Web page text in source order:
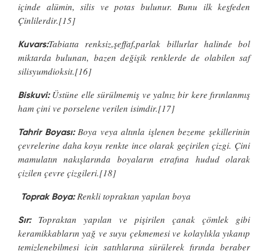
içinde alümin, silis ve potas bulunur. Bunu ilk keşfeden
Çinlilerdir.[15]
Kuvars:Tabiatta renksiz,şeffaf,parlak billurlar halinde bol
miktarda bulunan, bazen değişik renklerde de olabilen saf
silisyumdioksit.[16]
Biskuvi:Üstüne elle sürülmemiş ve yalnız bir kere fırınlanmış
ham çini ve porselene verilen isimdir.[17]
Tahrir Boyası:Boya veya altınla işlenen bezeme şekillerinin
çevrelerine daha koyu renkte ince olarak geçirilen çizgi. Çini
mamulatın nakışlarında boyaların etrafına hudud olarak
çizilen çevre çizgileri.[18]
Toprak Boya:Renkli topraktan yapılan boya
Sır:Topraktan yapılan ve pişirilen çanak çömlek gibi
keramikkabların yağ ve suyu çekmemesi ve kolaylıkla yıkanıp
temizlenebilmesi için satıhlarına sürülerek fırında beraber